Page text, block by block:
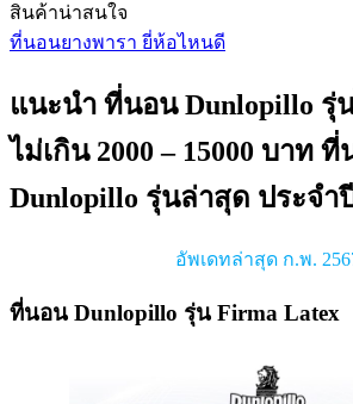
สินค้าน่าสนใจ
ที่นอนยางพารา ยี่ห้อไหนดี
แนะนำ ที่นอน Dunlopillo รุ่
ไม่เกิน 2000 – 15000 บาท
Dunlopillo รุ่นล่าสุด ประจำ
อัพเดทล่าสุด ก.พ.
ที่นอน Dunlopillo รุ่น Firma Latex